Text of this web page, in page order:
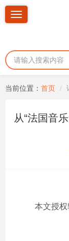
Toggle
当前位置： 首页
从“法国音
本文授